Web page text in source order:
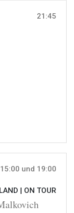
21:45
15:00 und 19:00
| ON TOUR